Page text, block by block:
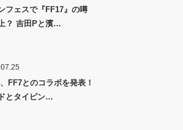
フェスで『FF17』の噂
？ 吉田Pと濱…
FF7とのコラボを発表！
とタイピン…